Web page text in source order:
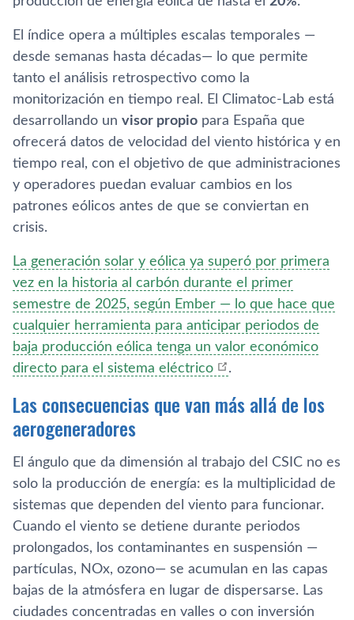
El índice opera a múltiples escalas temporales —
desde semanas hasta décadas— lo que permite
tanto el análisis retrospectivo como la
monitorización en tiempo real. El Climatoc-Lab está
desarrollando un visor propio para España que
ofrecerá datos de velocidad del viento histórica y en
tiempo real, con el objetivo de que administraciones
y operadores puedan evaluar cambios en los
patrones eólicos antes de que se conviertan en
crisis.
La generación solar y eólica ya superó por primera
vez en la historia al carbón durante el primer
semestre de 2025, según Ember — lo que hace que
cualquier herramienta para anticipar periodos de
baja producción eólica tenga un valor económico
directo para el sistema eléctrico
.
Las consecuencias que van más allá de los
aerogeneradores
El ángulo que da dimensión al trabajo del CSIC no es
solo la producción de energía: es la multiplicidad de
sistemas que dependen del viento para funcionar.
Cuando el viento se detiene durante periodos
prolongados, los contaminantes en suspensión —
partículas, NOx, ozono— se acumulan en las capas
bajas de la atmósfera en lugar de dispersarse. Las
ciudades concentradas en valles o con inversión